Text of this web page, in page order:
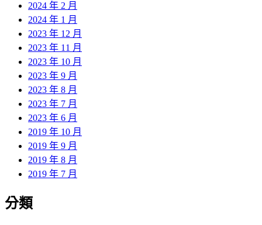
2024 年 2 月
2024 年 1 月
2023 年 12 月
2023 年 11 月
2023 年 10 月
2023 年 9 月
2023 年 8 月
2023 年 7 月
2023 年 6 月
2019 年 10 月
2019 年 9 月
2019 年 8 月
2019 年 7 月
分類